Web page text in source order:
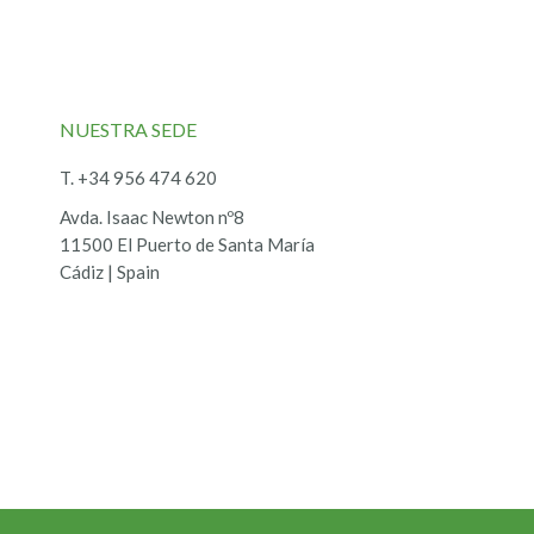
NUESTRA SEDE
T. +34 956 474 620
Avda. Isaac Newton nº8
11500 El Puerto de Santa María
Cádiz | Spain